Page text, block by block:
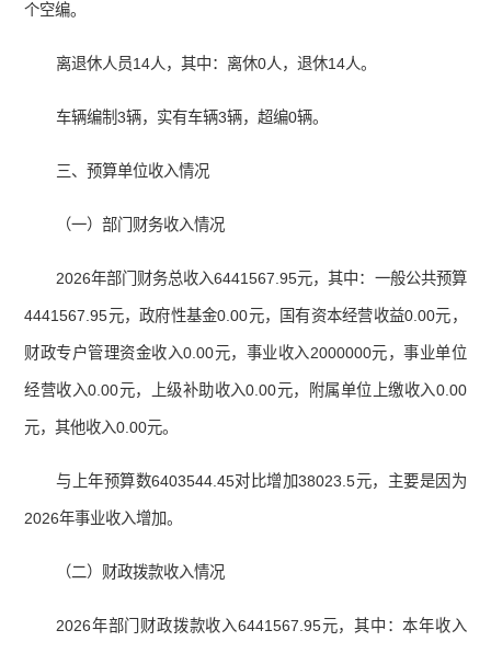
个空编。
离退休人员14人，其中：离休0人，退休14人。
车辆编制3辆，实有车辆3辆，超编0辆。
三、预算单位收入情况
（一）部门财务收入情况
2026年部门财务总收入6441567.95元，其中：一般公共预算
4441567.95元，政府性基金0.00元，国有资本经营收益0.00元，
财政专户管理资金收入0.00元，事业收入2000000元，事业单位
经营收入0.00元，上级补助收入0.00元，附属单位上缴收入0.00
元，其他收入0.00元。
与上年预算数6403544.45对比增加38023.5元，主要是因为
2026年事业收入增加。
（二）财政拨款收入情况
2026年部门财政拨款收入6441567.95元，其中：本年收入